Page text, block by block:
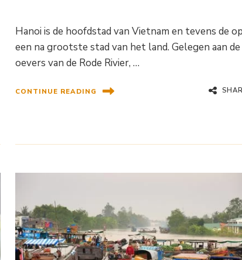
Hanoi is de hoofdstad van Vietnam en tevens de
een na grootste stad van het land. Gelegen aan de
oevers van de Rode Rivier, …
CONTINUE READING